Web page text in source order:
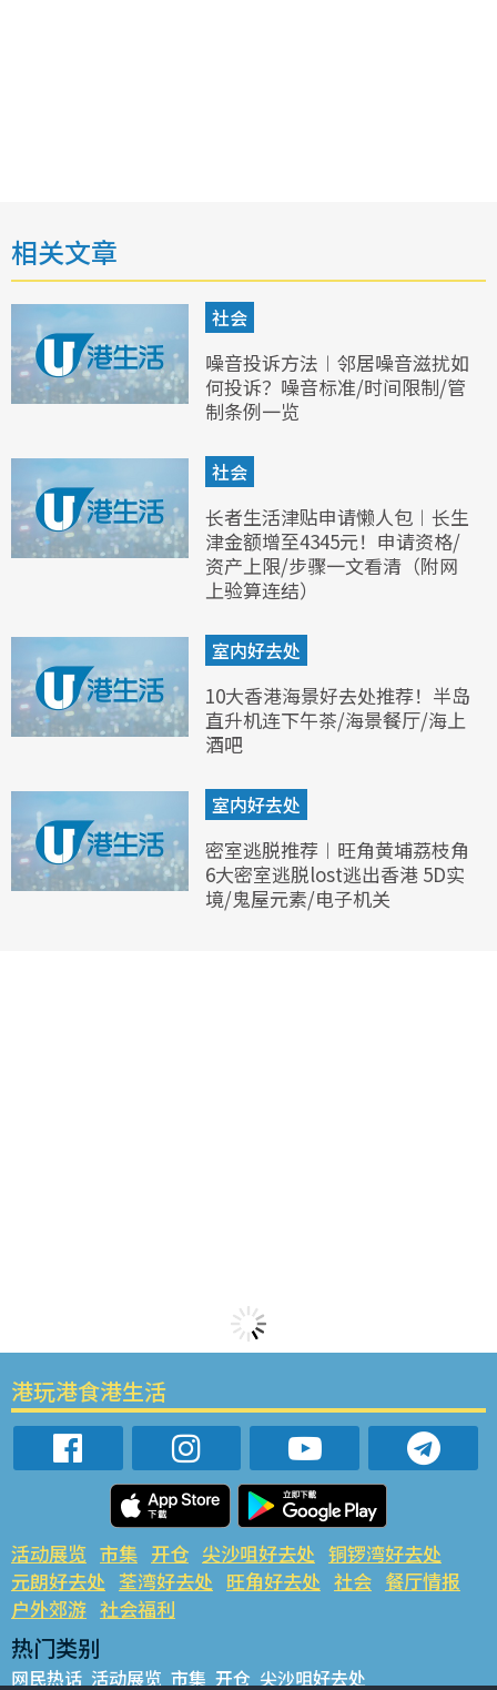
相关文章
社会
噪音投诉方法︱邻居噪音滋扰如
何投诉？噪音标准/时间限制/管
制条例一览
社会
长者生活津贴申请懒人包︱长生
津金额增至4345元！申请资格/
资产上限/步骤一文看清（附网
上验算连结）
室内好去处
10大香港海景好去处推荐！半岛
直升机连下午茶/海景餐厅/海上
酒吧
室内好去处
密室逃脱推荐︱旺角黄埔荔枝角
6大密室逃脱lost逃出香港 5D实
境/鬼屋元素/电子机关
港玩港食港生活
活动展览 市集 开仓 尖沙咀好去处 铜锣湾好去处
元朗好去处 荃湾好去处 旺角好去处 社会 餐厅情报
户外郊游 社会福利
热门类别
网民热话 活动展览 市集 开仓 尖沙咀好去处